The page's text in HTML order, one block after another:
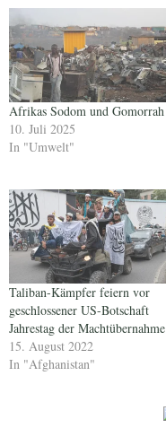
Afrikas Sodom und Gomorrah
10. Juli 2025
In "Umwelt"
Taliban-Kämpfer feiern vor
geschlossener US-Botschaft
Jahrestag der Machtübernahme
15. August 2022
In "Afghanistan"